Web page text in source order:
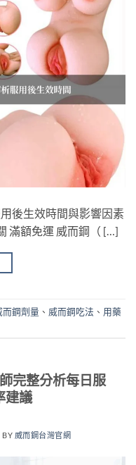
後生效時間與影響因素
滿額免運 威而鋼（ […]
而鋼劑量 、 威而鋼吃法 、 用藥
完整分析每日服
建議
BY 威而鋼台灣官網